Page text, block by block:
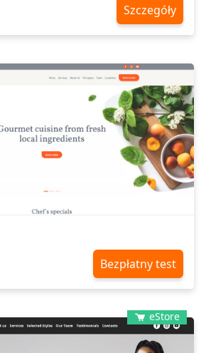
Szczegóły
Bezpłatny test
eStore